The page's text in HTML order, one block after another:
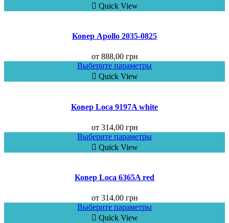
Quick View
Ковер Аpollo 2035-0825
от 888,00 грн
Выберите параметры
Quick View
Ковер Loca 9197A white
от 314,00 грн
Выберите параметры
Quick View
Ковер Loca 6365A red
от 314,00 грн
Выберите параметры
Quick View